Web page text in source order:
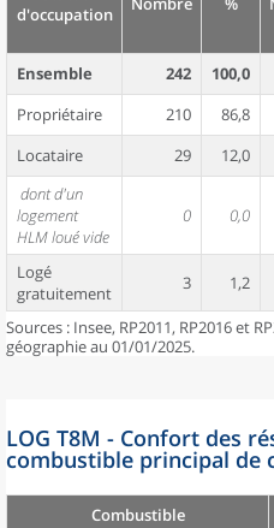
d'occupation
Ensemble 242 100,0
Propriétaire
210 86,8
Locataire
29 12,0
dont d'un
logement
HLM loué vide
0 0,0
Logé
gratuitement
3 1,2
Sources : Insee, RP2011, RP2016 et
géographie au 01/01/2025.
LOG T8M - Confort des
combustible principal de
Combustible